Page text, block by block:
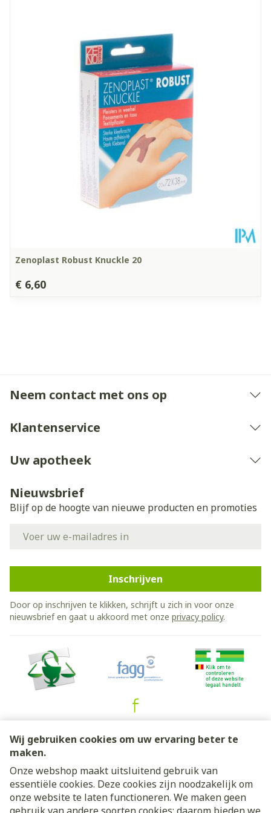
Wij gebruiken cookies om uw ervaring beter te
maken.
Onze webshop maakt uitsluitend gebruik van
essentiële cookies. Deze cookies zijn noodzakelijk om
onze website te laten functioneren. We maken geen
100 mm
Kamertemperatuur (15°C -
25°C)
Zenoplast Robust Knuckle 20
€ 6,60
Neem contact met ons op
Klantenservice
Uw apotheek
Nieuwsbrief
Blijf op de hoogte van nieuwe producten en promoties
Inschrijven
Door op inschrijven te klikken, schrijft u zich in voor onze
nieuwsbrief en gaat u akkoord met onze privacy policy.
Juridische links